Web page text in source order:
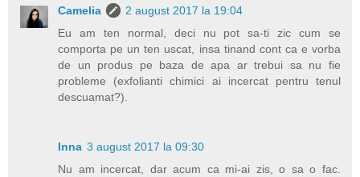
Camelia
2 august 2017 la 19:04
Eu am ten normal, deci nu pot sa-ti zic cum se
comporta pe un ten uscat, insa tinand cont ca e vorba
de un produs pe baza de apa ar trebui sa nu fie
probleme (exfolianti chimici ai incercat pentru tenul
descuamat?).
Inna 3 august 2017 la 09:30
Nu am incercat, dar acum ca mi-ai zis, o sa o fac.